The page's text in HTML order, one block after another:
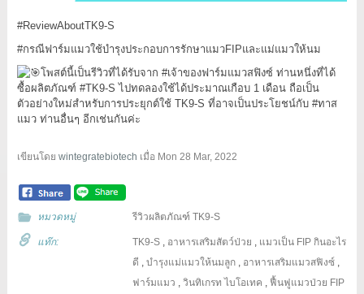
#ReviewAboutTK9-S
#กรณีฟาร์มแมวใช้บำรุงประกอบการรักษาแมวFIPและแม่แมวให้นม
โพสต์นี้เป็นรีวิวที่ได้รับจาก #เจ้าของฟาร์มแมวสฟิงซ์ ท่านหนึ่งที่ได้
ซื้อผลิตภัณฑ์ #TK9-S ไปทดลองใช้ได้ประมาณเกือบ 1 เดือน ถือเป็น
ตัวอย่างใหม่สำหรับการประยุกต์ใช้ TK9-S ที่อาจเป็นประโยชน์กับ #ทาส
แมวท่านอื่นๆ อีกเช่นกันค่ะ
เขียนโดย wintegratebiotech เมื่อ Mon 28 Mar, 2022
หมวดหมู่ รีวิวผลิตภัณฑ์ TK9-S
แท๊ก: TK9-S , อาหารเสริมสัตว์ป่วย , แมวเป็น FIP กินอะไร
ดี ,บำรุงแม่แมวให้นมลูก , อาหารเสริมแมวสฟิงซ์ ,
ฟาร์มแมว ,วินทิเกรท ไบโอเทค ,ฟื้นฟูแมวป่วย FIP